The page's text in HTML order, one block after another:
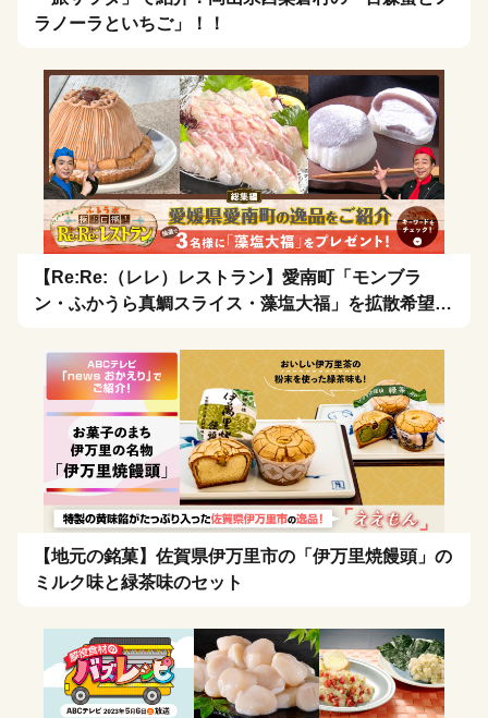
ラノーラといちご」！！
【Re:Re:（レレ）レストラン】愛南町「モンブラ
ン・ふかうら真鯛スライス・藻塩大福」を拡散希望！
【地元の銘菓】佐賀県伊万里市の「伊万里焼饅頭」の
ミルク味と緑茶味のセット